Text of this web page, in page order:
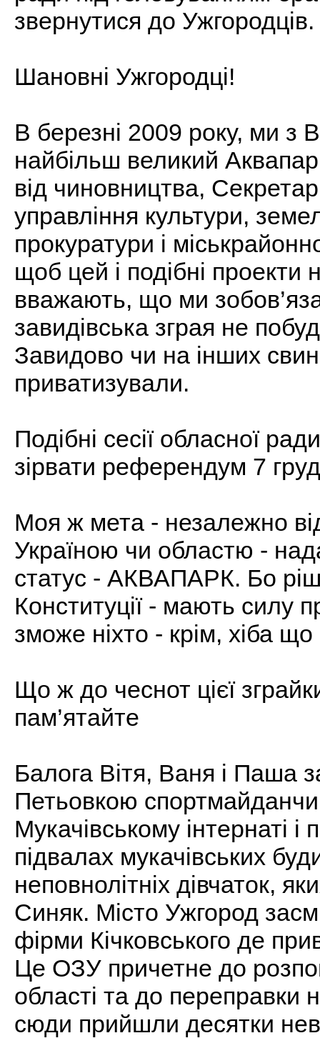
звернутися до Ужгородців.
Шановні Ужгородці!
В березні 2009 року, ми з
найбільш великий
від чиновництва,
управління культури,
прокуратури і
щоб цей і подібні проекти
вважають, що ми
завидівська зграя не
Завидово чи на інших
приватизували.
Подібні сесії обласної
зірвати референдум 7
Моя ж мета - незалежно
Україною чи областю -
статус - АКВАПАРК. Бо
Конституції - мають силу
зможе ніхто - крім, хіба
Що ж до чеснот цієї
пам’ятайте
Балога Вітя, Ваня і Паша
Петьовкою
Мукачівському інтернаті
підвалах мукачівських
неповнолітніх дівчаток,
Синяк. Місто Ужгород
фірми Кічковського де
Це ОЗУ причетне до
області та до переправки
сюди прийшли десятки